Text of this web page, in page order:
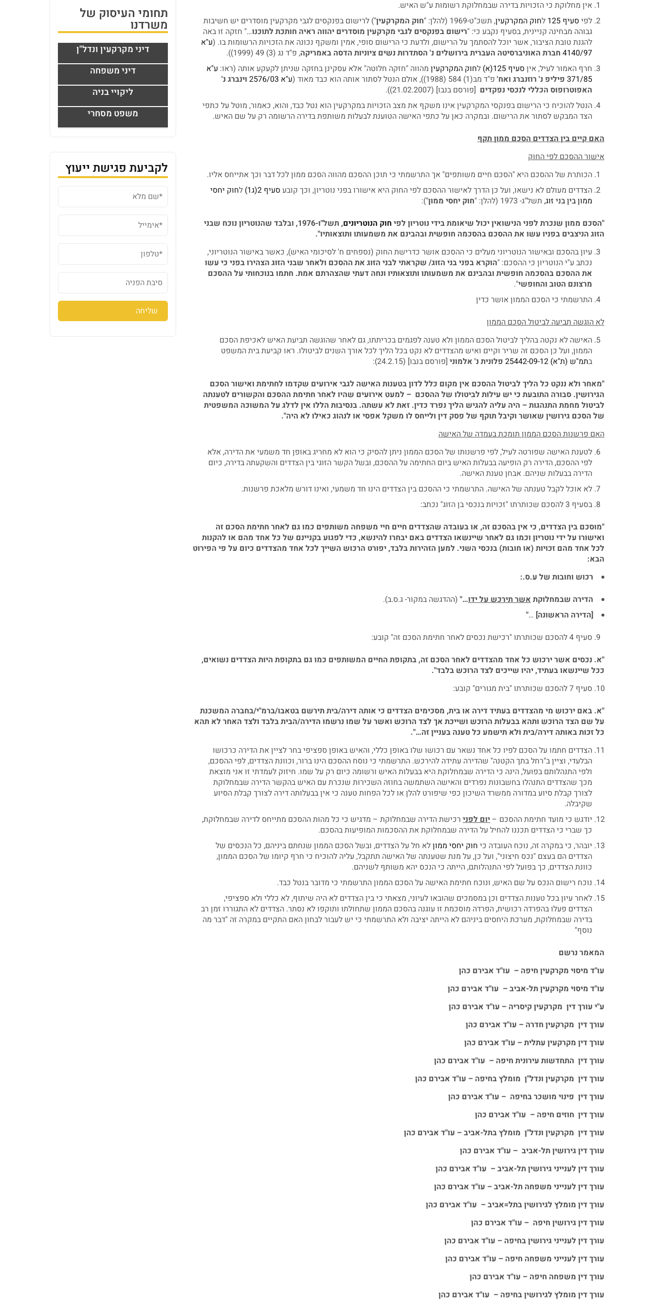
אין מחלוקת כי הזכויות בדירה שבמחלוקת רשומות ע"ש האיש.
לפיסעיף 125 לחוק המקרקעין, תשכ"ט-1969 (להלן: " חוק המקרקעין") לרישום בפנקסים לגבי מקרקעין מוסדרים יש חשיבות
גבוהה מבחינה קניינית, בסעיף נקבע כי: "רישום בפנקסים לגבי מקרקעין מוסדרים יהווה ראיה חותכת לתוכנו…" חזקה זו באה
להגנת טובת הציבור, אשר יוכל להסתמך על הרישום, ולדעת כי הרישום סופי, אמין ומשקף נכונה את הזכויות הרשומות בו. (ע"א
4140/97 חברת האוניברסיטה העברית בירושלים נ' הסתדרות נשים ציוניות הדסה באמריקה, פ"ד נג (3) 49 (1999)).
חרף האמור לעיל, איןסעיף 125(א) לחוק המקרקעין מהווה "חזקה חלוטה" אלא עסקינן בחזקה שניתן לקעקע אותה (ראו: ע"א
371/85 פיליפ נ' רוזנברג ואח' פ"ד מב(1) 584 (1988)), אולם הנטל לסתור אותה הוא כבד מאוד ( ע"א 2576/03
וינברג נ'
האפוטרופוס הכללי לנכסי נפקדים [פורסם בנבו] (21.02.2007)).
הנטל להוכיח כי הרישום בפנקסי המקרקעין אינו משקף את מצב הזכויות במקרקעין הוא נטל כבד, והוא, כאמור, מוטל על כתפי
הצד המבקש לסתור את הרישום. ובמקרה כאן על כתפי האישה הטוענת לבעלות משותפת בדירה הרשומה רק על שם האיש.
האם קיים בין הצדדים הסכם ממון תקף
אישור ההסכם לפי החוק
הכותרת של ההסכם היא "הסכם חיים משותפים" אך התרשמתי כי תוכן ההסכם מהווה הסכם ממון לכל דבר וכך אתייחס אליו.
הצדדים מעולם לא נישאו, ועל כן הדרך לאישור ההסכם לפי החוק היא אישורו בפני נוטריון, וכך קובעסעיף 2(ג1) לחוק יחסי
ממון בין בני זוג, תשל"ג- 1973 (להלן: " חוק יחסי ממון"):
"הסכם ממון שנכרת לפני הנישואין יכול שיאומת בידי נוטריון לפי חוק הנוטריונים
, תשל"ו-1976, ובלבד שהנוטריון נוכח שבני
הזוג הניצבים בפניו עשו את ההסכם בהסכמה חופשית ובהבינם את משמעותו ותוצאותיו".
עיון בהסכם ובאישור הנוטריוני מעלים כי ההסכם אושר כדרישת החוק (נספחים ח' לסיכומי האיש), כאשר באישור הנוטריוני,
נכתב ע"י הנוטריון כי ההסכם: "הוקרא בפני בני הזוג/ שקראתי לבני הזוג את ההסכם ולאחר שבני הזוג הצהירו בפני כי עשו
את ההסכם בהסכמה חופשית ובהבינם את משמעותו ותוצאותיו ונחה דעתי שהצהרתם אמת. חתמו בנוכחותי על ההסכם
מרצונם הטוב והחופשי".
התרשמתי כי הסכם הממון אושר כדין
לא הוגשה תביעה לביטול הסכם הממון
האישה לא נקטה בהליך לביטול הסכם הממון ולא טענה לפגמים בכריתתו, גם לאחר שהוגשה תביעת האיש לאכיפת הסכם
הממון, ועל כן הסכם זה שריר וקיים ואיש מהצדדים לא נקט בכל הליך לכל אורך השנים לביטולו. ראו קביעת בית המשפט
בתמ"ש (ת"א) 25442-09-12 פלונית נ' אלמוני [פורסם בנבו] (24.2.15):
"מאחר ולא ננקט כל הליך לביטול ההסכם אין מקום כלל לדון בטענות האישה לגבי אירועים שקדמו לחתימת ואישור הסכם
הגירושין. סבורה התובעת כי יש עילות לביטולו של ההסכם – למעט אירועים שהיו לאחר חתימת ההסכם והקשורים לטענתה
לביטול מחמת התנהגות – היה עליה להגיש הליך נפרד כדין. זאת לא עשתה. בנסיבות הללו אין לדלג על המשוכה המשפטית
של הסכם גירושין שאושר וקיבל תוקף של פסק דין ולייחס לו משקל אפסי או לנהוג כאילו לא היה".
האם פרשנות הסכם הממון תומכת בעמדה של האישה
לטענת האישה שפורטה לעיל, לפי פרשנותו של הסכם הממון ניתן להסיק כי הוא לא מחריג באופן חד משמעי את הדירה, אלא
לפי ההסכם, הדירה רק הופיעה בבעלות האיש ביום החתימה על ההסכם, ובשל הקשר הזוגי בין הצדדים והשקעתה בדירה, כיום
הדירה בבעלות שניהם. אבחן טענת האישה.
לא אוכל לקבל טענתה של האישה. התרשמתי כי ההסכם בין הצדדים הינו חד משמעי, ואינו דורש מלאכת פרשנות.
בסעיף 3 להסכם שכותרתו "זכויות בנכסי בן הזוג" נכתב:
"מוסכם בין הצדדים, כי אין בהסכם זה, או בעובדה שהצדדים חיים חיי משפחה משותפים כמו גם לאחר חתימת הסכם זה
ואישורו על ידי נוטריון וכמו גם לאחר שיינשאו הצדדים באם יבחרו להינשא, כדי לפגוע בקניינם של כל אחד מהם או להקנות
לכל אחד מהם זכויות (או חובות) בנכסי השני. למען הזהירות בלבד, יפורט הרכוש השייך לכל אחד מהצדדים כיום על פי הפירוט
הבא:
רכוש וחובות של ע.ס.:
הדירה שבמחלוקת אשר תירכש על ידו…" (ההדגשה במקור- ג.ס.ב).
[הדירה הראשונה] …
"
סעיף 4 להסכם שכותרתו "רכישת נכסים לאחר חתימת הסכם זה" קובע:
"א. נכסים אשר ירכוש כל אחד מהצדדים לאחר הסכם זה, בתקופת החיים המשותפים כמו גם בתקופת היות הצדדים נשואים,
ככל שיינשאו בעתיד, יהיו שייכים לצד הרוכש בלבד".
סעיף 7 להסכם שכותרתו "בית מגורים" קובע:
"א. באם ירכוש מי מהצדדים בעתיד דירה או בית, מסכימים הצדדים כי אותה דירה/בית תירשם בטאבו/ברמ"י/בחברה המשכנת
על שם הצד הרוכש ותהא בבעלות הרוכש ושייכת אך לצד הרוכש ואשר על שמו נרשמו הדירה/הבית בלבד ולצד האחר לא תהא
כל זכות באותה דירה/בית ולא תישמע כל טענה בעניין זה…".
הצדדים חתמו על הסכם לפיו כל אחד נשאר עם רכושו שלו באופן כללי, והאיש באופן ספציפי בחר לציין את הדירה כרכושו
הבלעדי, וציין ב"רחל בתך הקטנה" שהדירה עתידה להירכש. התרשמתי כי נוסח ההסכם הינו ברור, וכוונת הצדדים, לפי ההסכם,
ולפי התנהלותם בפועל, הינה כי הדירה שבמחלוקת היא בבעלות האיש ורשומה כיום רק על שמו. חיזוק לעמדתי זו אני מוצאת
מכך שהצדדים התנהלו בחשבונות נפרדים והאישה השתמשה בחוזה השכירות שנכרת עם האיש בהקשר הדירה שבמחלוקת
לצורך קבלת סיוע במדורה ממשרד השיכון כפי שיפורט להלן או לכל הפחות טענה כי אין בבעלותה דירה לצורך קבלת הסיוע
שקיבלה.
יודגש כי מועד חתימת ההסכם – יום לפני רכישת הדירה שבמחלוקת – מדגיש כי כל מהות ההסכם מתייחס לדירה שבמחלוקת,
כך שברי כי הצדדים תכננו להחיל על הדירה שבמחלוקת את ההסכמות המופיעות בהסכם.
יובהר, כי במקרה זה, נוכח העובדה כי חוק יחסי ממוןלא חל על הצדדים, ובשל הסכם הממון שנחתם ביניהם, כל הנכסים של
הצדדים הם בעצם "נכס חיצוני", ועל כן, על מנת שטענתה של האישה תתקבל, עליה להוכיח כי חרף קיומו של הסכם הממון,
כוונת הצדדים, כך בפועל לפי התנהלותם, הייתה כי הנכס יהא משותף לשניהם.
נוכח רישום הנכס על שם האיש, ונוכח חתימת האישה על הסכם הממון התרשמתי כי מדובר בנטל כבד.
לאחר עיון בכל טענות הצדדים וכן במסמכים שהובאו לעיוני, מצאתי כי בין הצדדים לא היה שיתוף, לא כללי ולא ספציפי,
הצדדים פעלו בהפרדה רכושית, הפרדה מוסכמת זו עוגנה בהסכם הממון שתחולתו ותוקפו לא נסתר. הצדדים לא התגוררו זמן רב
בדירה שבמחלוקת, מערכת היחסים ביניהם לא הייתה יציבה ולא התרשמתי כי יש לעבור לבחון האם התקיים במקרה זה "דבר מה
נוסף"
המאמר נרשם
עו"ד מיסוי מקרקעין חיפה – עו"ד אבירם כהן
עו"ד מיסוי מקרקעין תל-אביב – עו"ד אבירם כהן
ע"י עורך דין מקרקעין קיסריה – עו"ד אבירם כהן
עורך דין מקרקעין חדרה – עו"ד אבירם כהן
עורך דין מקרקעין עתלית – עו"ד אבירם כהן
עורך דין התחדשות עירונית חיפה – עו"ד אבירם כהן
עורך דין מקרקעין ונדל"ן מומלץ בחיפה – עו"ד אבירם כהן
עורך דין פינוי מושכר בחיפה – עו"ד אבירם כהן
עורך דין חוזים חיפה – עו"ד אבירם כהן
עורך דין מקרקעין ונדל"ן מומלץ בתל-אביב – עו"ד אבירם כהן
עורך דין גירושין תל-אביב – עו"ד אבירם כהן
עורך דין לענייני גירושין תל-אביב – עו"ד אבירם כהן
עורך דין לענייני משפחה תל-אביב – עו"ד אבירם כהן
עורך דין מומלץ לגירושין בתל=אביב – עו"ד אבירם כהן
עורך דין גירושין חיפה – עו"ד אבירם כהן
עורך דין לענייני גירושין בחיפה – עו"ד אבירם כהן
עורך דין לענייני משפחה חיפה – עו"ד אבירם כהן
עורך דין משפחה חיפה – עו"ד אבירם כהן
עורך דין מומלץ לגירושין בחיפה – עו"ד אבירם כהן
תחומי העיסוק של
משרדנו
דיני מקרקעין ונדל"ן
דיני משפחה
ליקויי בניה
משפט מסחרי
לקביעת פגישת ייעוץ